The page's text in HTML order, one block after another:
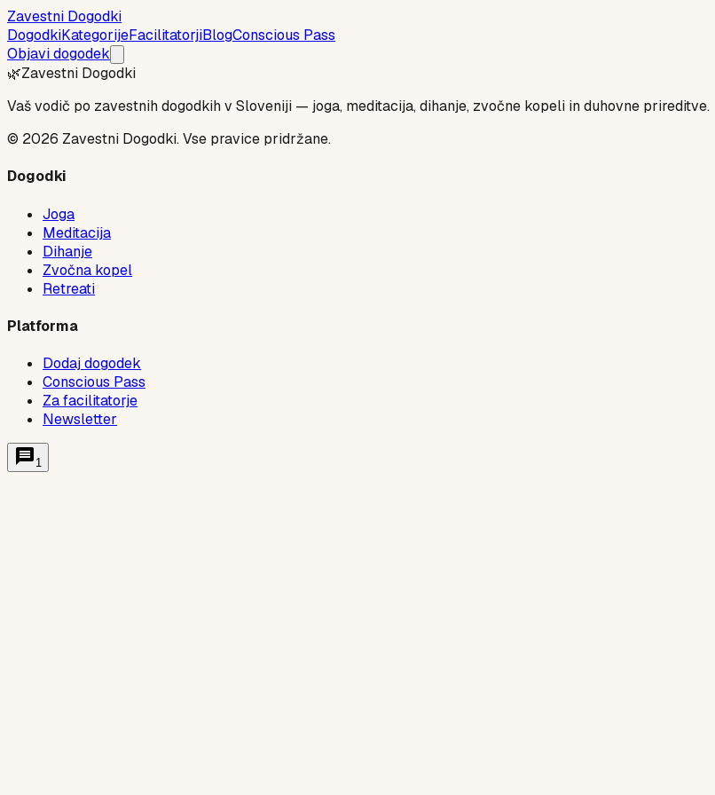
Zavestni Dogodki
DogodkiKategorijeFacilitatorjiBlogConscious Pass
Objavi dogodek
🌿Zavestni Dogodki
Vaš vodič po zavestnih dogodkih v Sloveniji — joga, meditacija, dihanje, zvočne kopeli in duhovne prireditve.
© 2026 Zavestni Dogodki. Vse pravice pridržane.
Dogodki
Joga
Meditacija
Dihanje
Zvočna kopel
Retreati
Platforma
Dodaj dogodek
Conscious Pass
Za facilitatorje
Newsletter
1